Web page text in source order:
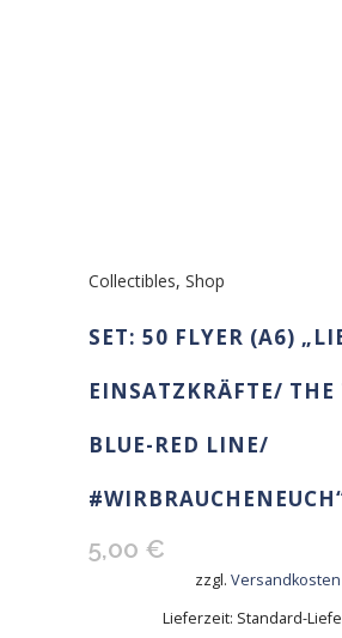
Collectibles, Shop
SET: 50 FLYER (A6)
EINSATZKRÄFTE/
BLUE-RED LINE/
5,00 €
zzgl. Versandkosten
Lieferzeit: Standard-